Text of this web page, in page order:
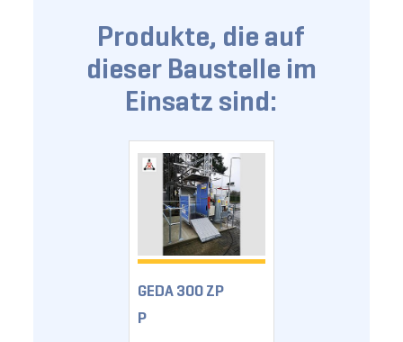
Produkte, die auf
dieser Baustelle im
Einsatz sind:
GEDA 300 ZP
P